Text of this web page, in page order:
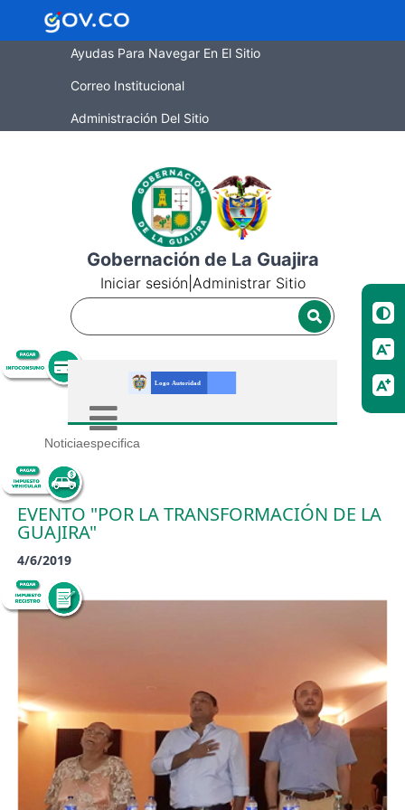
Ayudas Para Navegar En El Sitio
Correo Institucional
Administración Del Sitio
Gobernación de La Guajira
Iniciar sesión Administrar Sitio
Noticiaespecifica
EVENTO "POR LA TRANSFORMACIÓN DE LA
GUAJIRA"
4/6/2019